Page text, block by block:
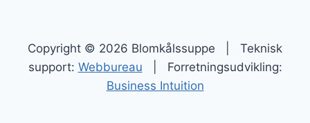
Copyright © 2026 Blomkålssuppe | Teknisk
support: Webbureau | Forretningsudvikling:
Business Intuition